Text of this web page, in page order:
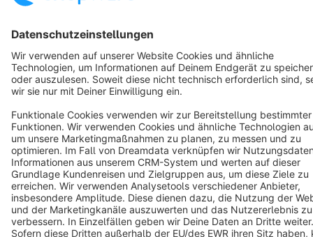
Cookie settings
Copyright © shopware AG - All rights reserved
Notice: * All prices are quoted net of the statutory value-added tax